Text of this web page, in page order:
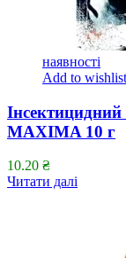
наявності
Add to wishlist
MAXIMA 10 г
10.20 ₴
Читати далі